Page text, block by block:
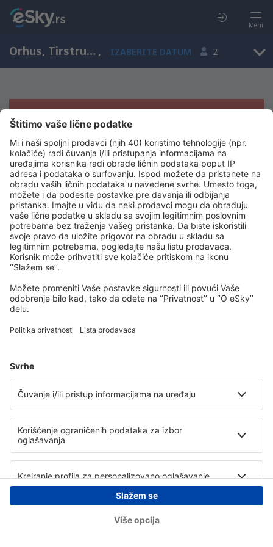
Meni
Orhus, Tirstrup, Central Jutland, Danska (AAR) , IZABERITE DATUM 2
Žao nam je, ne možemo da prikažemo
rezultate
Pokušajte još jednom kad izaberete druge kriterijume
Copyright © eSky.rs. Sva prava zadržana.